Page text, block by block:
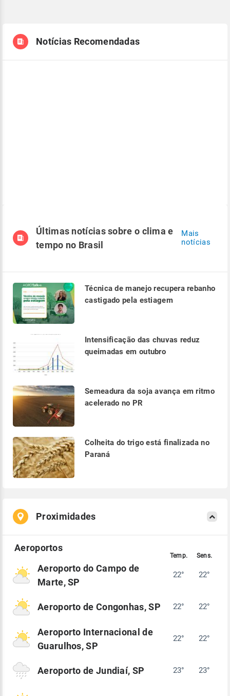
Notícias Recomendadas
Últimas notícias sobre o clima e
tempo no Brasil
Mais
notícias
Técnica de manejo recupera rebanho
castigado pela estiagem
Intensificação das chuvas reduz
queimadas em outubro
Semeadura da soja avança em ritmo
acelerado no PR
Colheita do trigo está finalizada no
Paraná
Proximidades
Aeroporto do Campo de
Marte, SP
22° 22°
Aeroporto de Congonhas, SP 22° 22°
Aeroporto Internacional de
Guarulhos, SP
22° 22°
Aeroporto de Jundiaí, SP 23° 23°